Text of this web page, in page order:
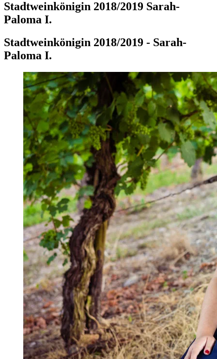
Stadtweinkönigin 2018/2019 Sarah-
Paloma I.
Stadtweinkönigin 2018/2019 - Sarah-
Paloma I.